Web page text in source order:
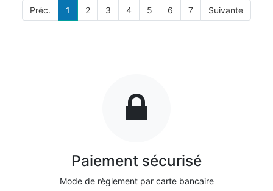
Préc. 1 2 3 4 5 6 7 Suivante
Paiement sécurisé
Mode de règlement par carte bancaire